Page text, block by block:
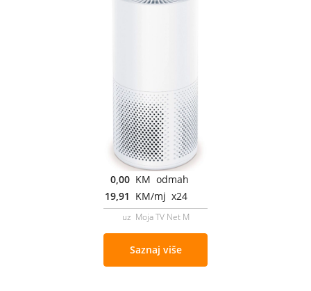
0,00 KM odmah
19,91 KM/mj x24
uz Moja TV Net M
Saznaj više